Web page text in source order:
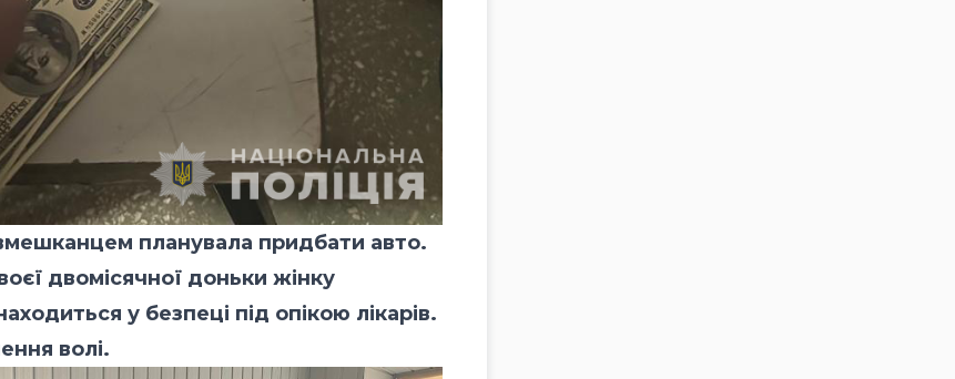
планувала придбати авто.
двомісячної доньки жінку
у безпеці під опікою лікарів.
волі.